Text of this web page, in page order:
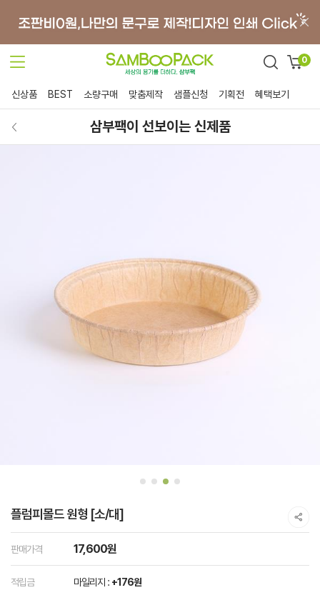
0
신상품 BEST 소량구매 맞춤제작 샘플신청 기획전 혜택보기
삼부팩이 선보이는 신제품
플럼피몰드 원형 [소/대]
판매가격 17,600원
적립금 마일리지 : +176원